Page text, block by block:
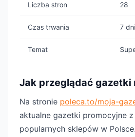
Liczba stron 28
Czas trwania 7 dni
Temat
Jak przeglądać gazetki
Na stronie poleca.to/moja-
aktualne gazetki promocyjne
popularnych sklepów w